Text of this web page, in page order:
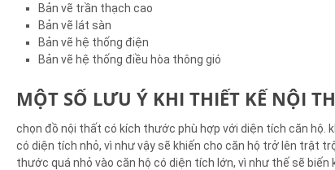
Bản vẽ trần thạch cao
Bản vẽ lát sàn
Bản vẽ hệ thống điện
Bản vẽ hệ thống điều hòa thông gió
MỘT SỐ LƯU Ý KHI THIẾT KẾ NỘI
chọn đồ nội thất có kích thước phù hợp với diện tích căn hộ.
có diện tích nhỏ, vì như vậy sẽ khiến cho căn hộ trở lên trật
thước quá nhỏ vào căn hộ có diện tích lớn, vì như thế sẽ